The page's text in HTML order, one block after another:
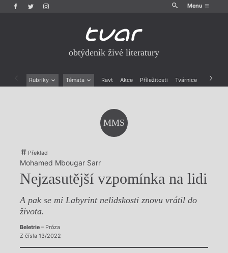
Menu
obtýdeník živé literatury
Rubriky Témata Ravt Akce Příležitosti Tvárnice Archiv
Výroční ceny
MMS
Překlad
Mohamed Mbougar Sarr
Nejzasutější vzpomínka na lidi
A pak se mi Labyrint nelidskosti znovu vrátil do
života.
Beletrie– Próza
Z čísla 13/2022